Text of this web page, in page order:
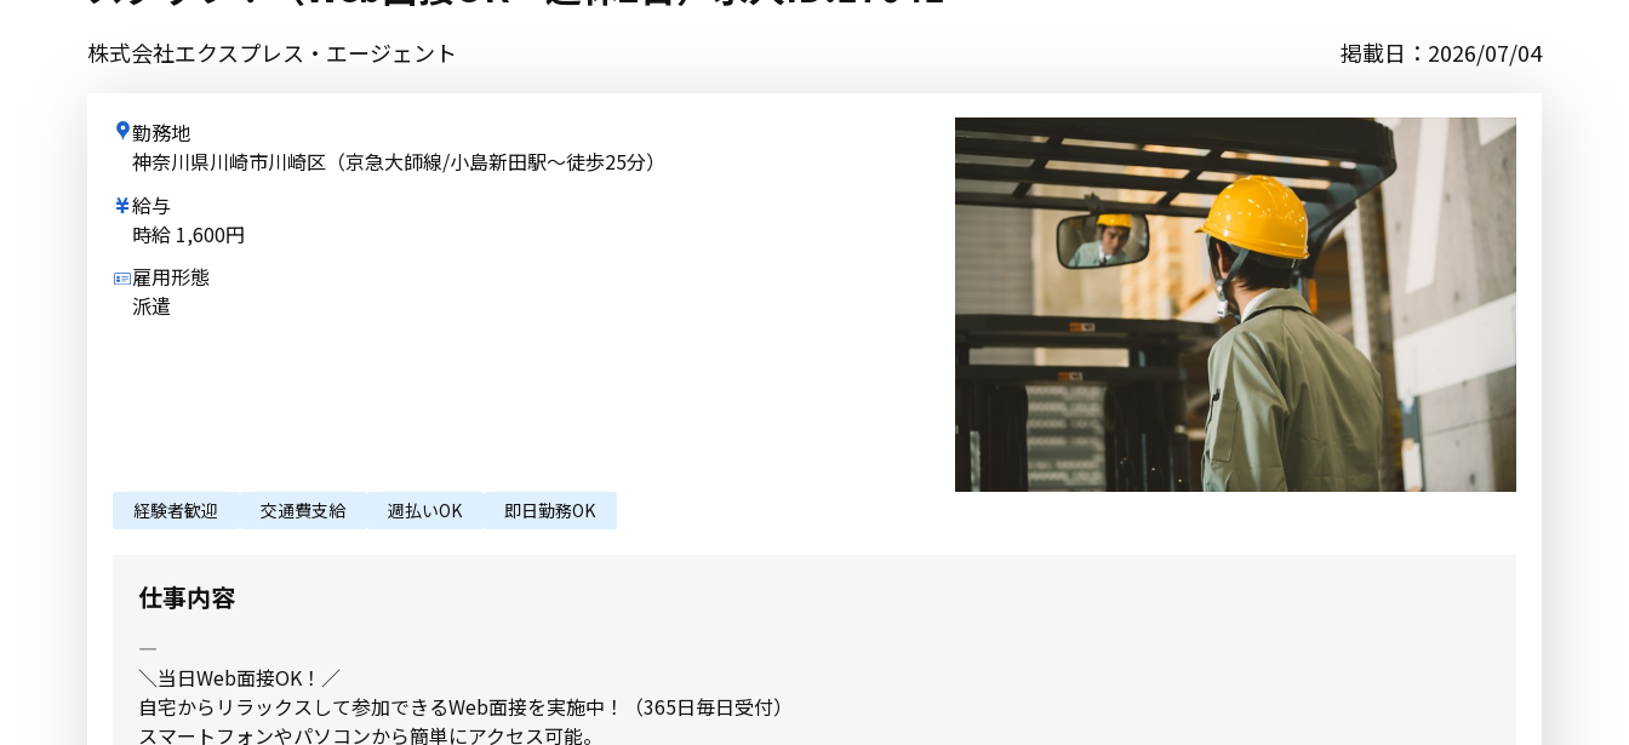
株式会社エクスプレス・エージェント 掲載日：2026/07/04
勤務地
神奈川県川崎市川崎区（京急大師線/小島新田駅〜徒歩25分）
給与
時給 1,600円
雇用形態
派遣
経験者歓迎 交通費支給 週払いOK 即日勤務OK
仕事内容
――――――――――――――――
＼当日Web面接OK！／
自宅からリラックスして参加できるWeb面接を実施中！（365日毎日受付）
スマートフォンやパソコンから簡単にアクセス可能。